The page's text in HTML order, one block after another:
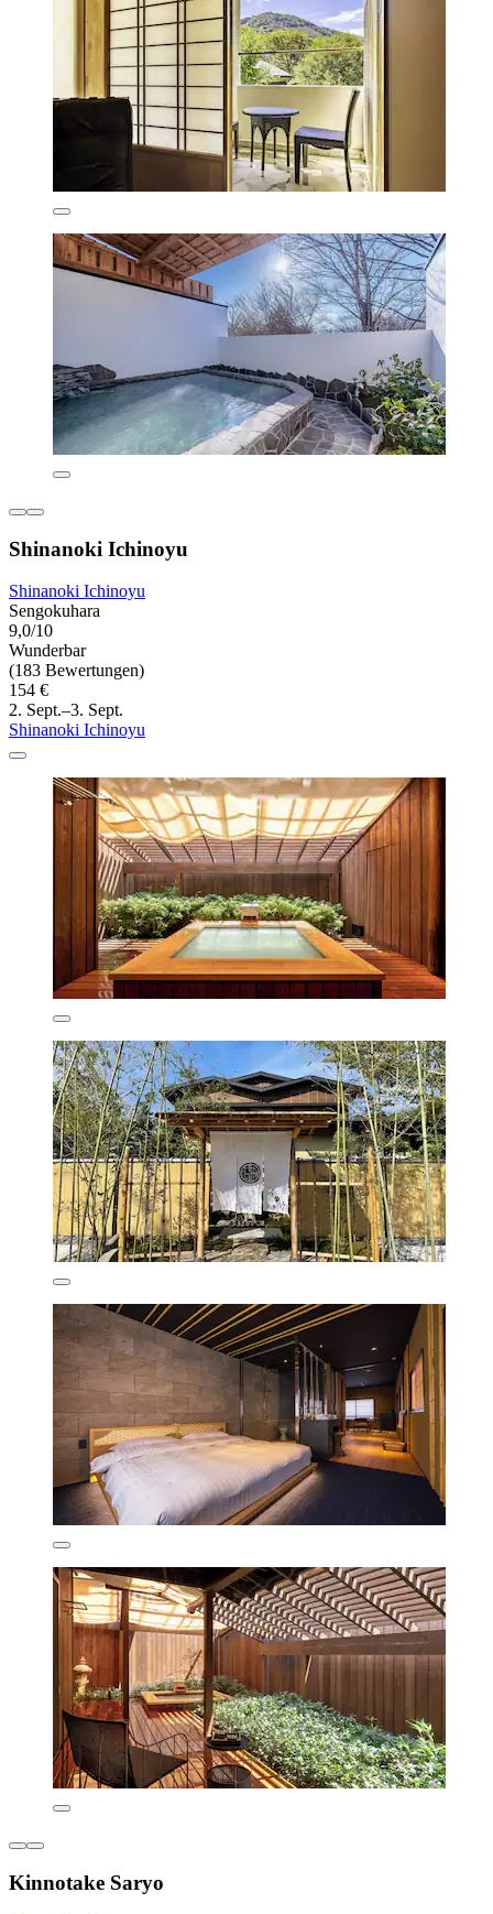
Shinanoki Ichinoyu
Shinanoki Ichinoyu
Sengokuhara
9,0/10
Wunderbar
(183 Bewertungen)
154 €
2. Sept.–3. Sept.
Shinanoki Ichinoyu
Kinnotake Saryo